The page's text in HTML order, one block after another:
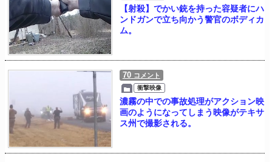
【射殺】でかい銃を持った容疑者にハ
ンドガンで立ち向かう警官のボディカ
ム。
70 コメント
衝撃映像
濃霧の中での事故処理がアクション映
画のようになってしまう映像がテキサ
ス州で撮影される。